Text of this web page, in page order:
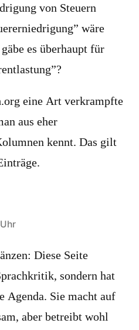
von Steuern
wäre
es überhaupt für
eine Art verkrampfte
aus eher
kennt. Das gilt
Diese Seite
sondern hat
Agenda. Sie macht auf
aber betreibt wohl